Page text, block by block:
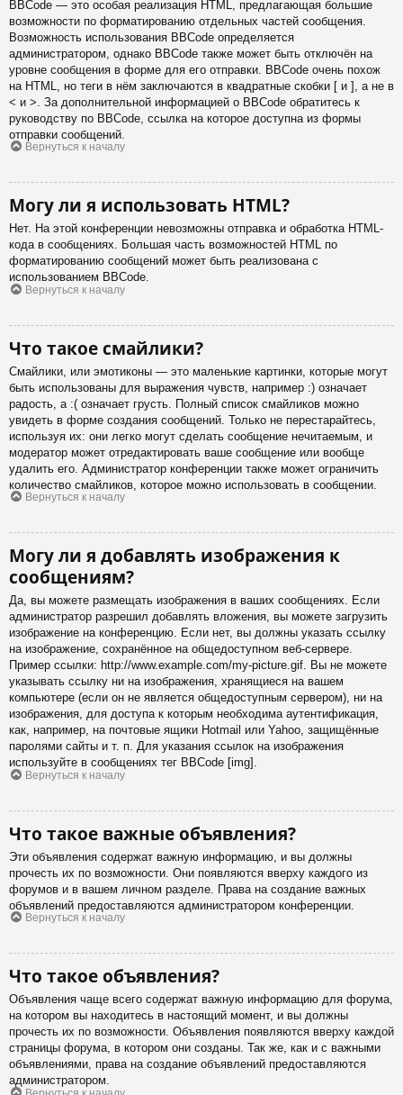
BBCode — это особая реализация HTML, предлагающая большие
возможности по форматированию отдельных частей сообщения.
Возможность использования BBCode определяется
администратором, однако BBCode также может быть отключён на
уровне сообщения в форме для его отправки. BBCode очень похож
на HTML, но теги в нём заключаются в квадратные скобки [ и ], а не в
< и >. За дополнительной информацией о BBCode обратитесь к
руководству по BBCode, ссылка на которое доступна из формы
отправки сообщений.
Вернуться к началу
Могу ли я использовать HTML?
Нет. На этой конференции невозможны отправка и обработка HTML-
кода в сообщениях. Большая часть возможностей HTML по
форматированию сообщений может быть реализована с
использованием BBCode.
Вернуться к началу
Что такое смайлики?
Смайлики, или эмотиконы — это маленькие картинки, которые могут
быть использованы для выражения чувств, например :) означает
радость, а :( означает грусть. Полный список смайликов можно
увидеть в форме создания сообщений. Только не перестарайтесь,
используя их: они легко могут сделать сообщение нечитаемым, и
модератор может отредактировать ваше сообщение или вообще
удалить его. Администратор конференции также может ограничить
количество смайликов, которое можно использовать в сообщении.
Вернуться к началу
Могу ли я добавлять изображения к
сообщениям?
Да, вы можете размещать изображения в ваших сообщениях. Если
администратор разрешил добавлять вложения, вы можете загрузить
изображение на конференцию. Если нет, вы должны указать ссылку
на изображение, сохранённое на общедоступном веб-сервере.
Пример ссылки: http://www.example.com/my-picture.gif. Вы не можете
указывать ссылку ни на изображения, хранящиеся на вашем
компьютере (если он не является общедоступным сервером), ни на
изображения, для доступа к которым необходима аутентификация,
как, например, на почтовые ящики Hotmail или Yahoo, защищённые
паролями сайты и т. п. Для указания ссылок на изображения
используйте в сообщениях тег BBCode [img].
Вернуться к началу
Что такое важные объявления?
Эти объявления содержат важную информацию, и вы должны
прочесть их по возможности. Они появляются вверху каждого из
форумов и в вашем личном разделе. Права на создание важных
объявлений предоставляются администратором конференции.
Вернуться к началу
Что такое объявления?
Объявления чаще всего содержат важную информацию для форума,
на котором вы находитесь в настоящий момент, и вы должны
прочесть их по возможности. Объявления появляются вверху каждой
страницы форума, в котором они созданы. Так же, как и с важными
объявлениями, права на создание объявлений предоставляются
администратором.